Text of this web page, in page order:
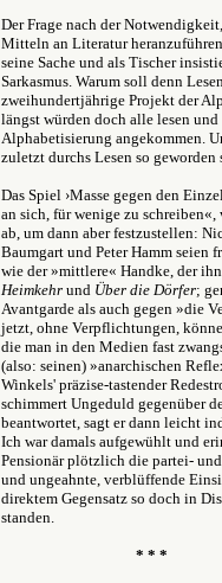
Der Frage nach der
Mitteln an Literatur
seine Sache und als Tischer
Sarkasmus. Warum soll denn
zweihundertjährige Projekt der
längst würden doch alle lesen
Alphabetisierung angekommen.
zuletzt durchs Lesen so geworden
Das Spiel ›Masse gegen den
an sich, für wenige zu
ab, um dann aber festzustellen:
Baumgart und Peter Hamm seien
wie der »mittlere« Handke, der
Heimkehr und Über die Dörfer;
Avantgarde als auch gegen »die
jetzt, ohne Verpflichtungen,
die man in den Medien fast
(also: seinen) »anarchischen
Winkels' präzise-tastender
schimmert Ungeduld gegenüber
beantwortet, sagt er dann leicht
Ich war damals aufgewühlt und
Pensionär plötzlich die partei-
und ungeahnte, verblüffende
direktem Gegensatz so doch in
standen.
* * *